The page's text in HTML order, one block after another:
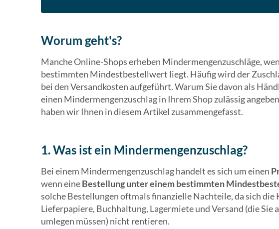
Worum geht's?
Manche Online-Shops erheben Mindermengenzuschläge,
bestimmten Mindestbestellwert liegt. Häufig wird der
bei den Versandkosten aufgeführt. Warum Sie davon als
einen Mindermengenzuschlag in Ihrem Shop zulässig
haben wir Ihnen in diesem Artikel zusammengefasst.
1. Was ist ein Mindermengenzuschlag?
Bei einem Mindermengenzuschlag handelt es sich um einen
wenn eineBestellung unter einem bestimmten
solche Bestellungen oftmals finanzielle Nachteile, da sich die
Lieferpapiere, Buchhaltung, Lagermiete und Versand (die
umlegen müssen) nicht rentieren.